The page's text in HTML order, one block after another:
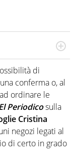
per curiosità
di sport e dei
evasioni
Un tempo ala
di libero. Cura
di sempre.
di
conferma o, al
ordinare le
Periodicosulla
Cristina
negozi legati al
di certo in grado